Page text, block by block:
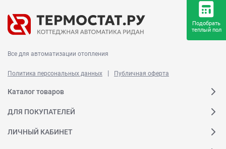
Все для автоматизации отопления
Политика персональных данных | Публичная оферта
Каталог товаров
ДЛЯ ПОКУПАТЕЛЕЙ
ЛИЧНЫЙ КАБИНЕТ
Подобрать
теплый пол